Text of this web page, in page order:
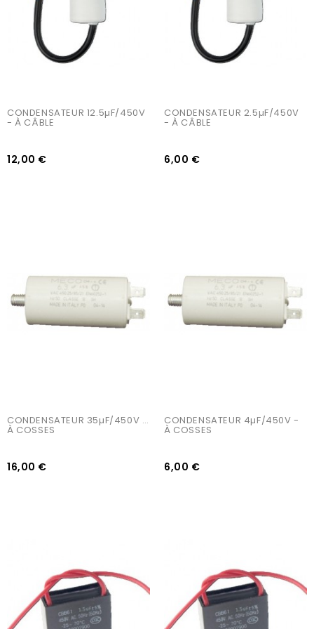
CONDENSATEUR 12.5µF/450V
- À CÂBLE
12,00 €
CONDENSATEUR 2.5µF/450V
- À CÂBLE
6,00 €
CONDENSATEUR 35µF/450V -
À COSSES
16,00 €
CONDENSATEUR 4µF/450V -
À COSSES
6,00 €